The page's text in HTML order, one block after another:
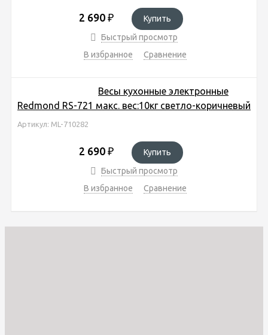
2 690 ₽
Купить
Быстрый просмотр
В избранное
Сравнение
Весы кухонные электронные
Redmond RS-721 макс. вес:10кг светло-коричневый
Артикул: ML-710282
2 690 ₽
Купить
Быстрый просмотр
В избранное
Сравнение